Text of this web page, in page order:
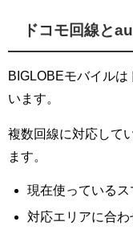
ドコモ回線と
BIGLOBEモバイル
います。
複数回線に対応して
ます。
現在使っている
対応エリアに合